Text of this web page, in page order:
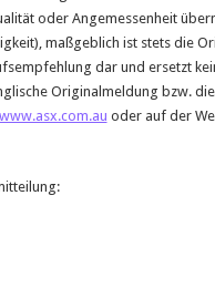
oder Angemessenheit
maßgeblich ist stets die
dar und ersetzt
Originalmeldung bzw.
www.asx.com.au oder auf der